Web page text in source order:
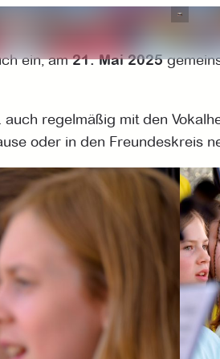
ein, am21. Mai 2025
regelmäßig mit den
oder in den Freundeskreis